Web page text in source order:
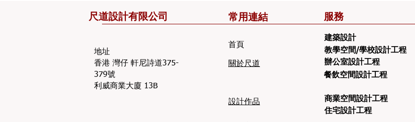
​尺道設計有限公司
地址
香港 灣仔 軒尼詩道375-
379號
利威商業大廈 13B
常用連結
建築設計
教學空間/學校設計工程
服務
​首頁
​關於尺道
辦公室設計工程
餐飲空間設計工程
設計作品
商業空間設計工程
住宅設計工程